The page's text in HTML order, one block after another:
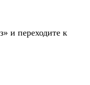
и переходите к